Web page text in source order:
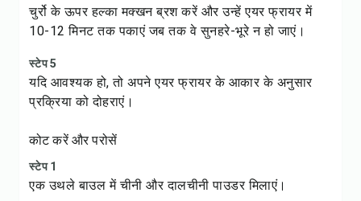
चुर्रो के ऊपर हल्का मक्खन ब्रश करें और उन्हें एयर फ्रायर में
10-12 मिनट तक पकाएं जब तक वे सुनहरे-भूरे न हो जाएं।
स्टेप 5
यदि आवश्यक हो, तो अपने एयर फ्रायर के आकार के अनुसार
प्रक्रिया को दोहराएं।
कोट करें और परोसें
स्टेप 1
एक उथले बाउल में चीनी और दालचीनी पाउडर मिलाएं।